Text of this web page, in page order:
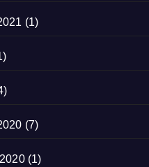
(1)
(7)
(1)